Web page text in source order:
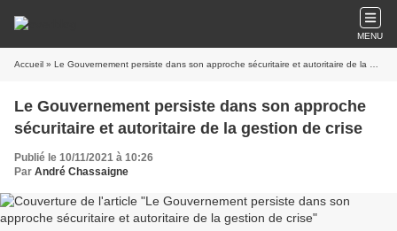
MENU
Accueil » Le Gouvernement persiste dans son approche sécuritaire et autoritaire de la gestion de crise
Le Gouvernement persiste dans son approche
sécuritaire et autoritaire de la gestion de crise
Publié le 10/11/2021 à 10:26
Par André Chassaigne